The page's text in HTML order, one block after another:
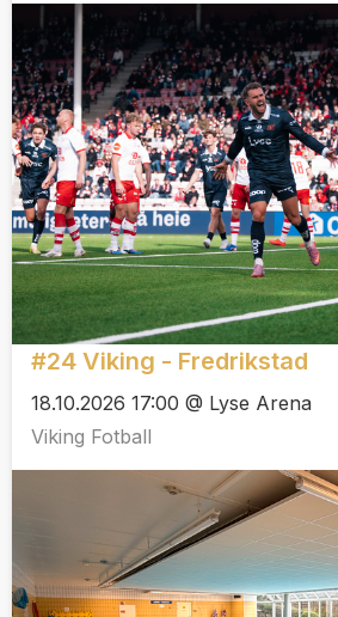
#24 Viking - Fredrikstad
18.10.2026 17:00 @ Lyse Arena
Viking Fotball